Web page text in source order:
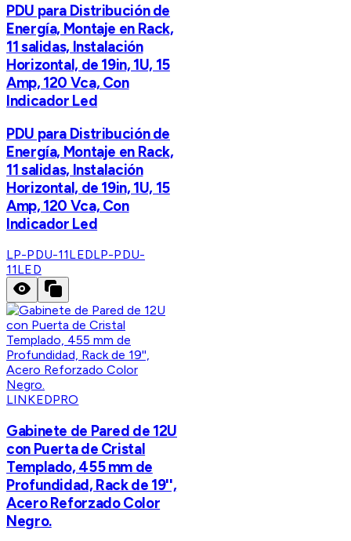
PDU para Distribución de
Energía, Montaje en Rack,
11 salidas, Instalación
Horizontal, de 19in, 1U, 15
Amp, 120 Vca, Con
Indicador Led
PDU para Distribución de
Energía, Montaje en Rack,
11 salidas, Instalación
Horizontal, de 19in, 1U, 15
Amp, 120 Vca, Con
Indicador Led
LP-PDU-11LEDLP-PDU-
11LED
LINKEDPRO
Gabinete de Pared de 12U
con Puerta de Cristal
Templado, 455 mm de
Profundidad, Rack de 19'',
Acero Reforzado Color
Negro.